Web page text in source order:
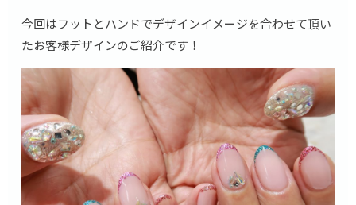
今回はフットとハンドでデザインイメージを合わせて頂い
たお客様デザインのご紹介です！